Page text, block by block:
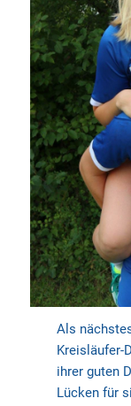
Als
Kreisläufer-
ihrer guten
Lücken für